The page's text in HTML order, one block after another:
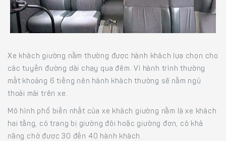
Xe khách giường nằm thường được hành khách lựa chọn cho
các tuyến đường dài chạy qua đêm. Vì hành trình thường
mất khoảng 6 tiếng nên hành khách thường sẽ nằm ngủ
thoải mái trên xe.
Mô hình phổ biến nhất của xe khách giường nằm là xe khách
hai tầng, có trang bị giường đôi hoặc giường đơn, có khả
năng chở được 30 đến 40 hành khách.